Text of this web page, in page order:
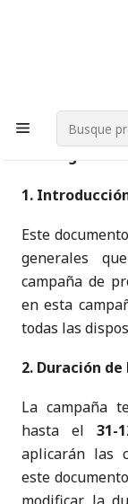
Términos y
1.
Este
generales
campaña de
en esta
todas las
2. Duración
La campaña
hasta el 31-
aplicarán las
este